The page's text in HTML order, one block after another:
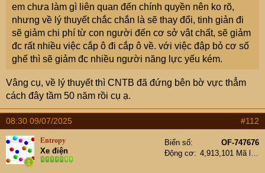
em chưa làm gì liên quan đến chính quyền nên ko rõ,
nhưng về lý thuyết chắc chắn là sẽ thay đổi, tinh giản đi
sẽ giảm chi phí từ con người đến cơ sở vật chất, sẽ giảm
đc rất nhiều việc cắp ô đi cắp ô về. với việc đập bỏ cơ số
ghế thì sẽ giảm đc nhiều người năng lực yếu kém.
Vâng cụ, về lý thuyết thì CNTB đã đứng bên bờ vực thẳm
cách đây tầm 50 năm rồi cụ ạ.
08:30 09/07/2025 #112
Entropy
Xe điện
Biển số
OF-747676
Động cơ
4,913,101 Mã lực